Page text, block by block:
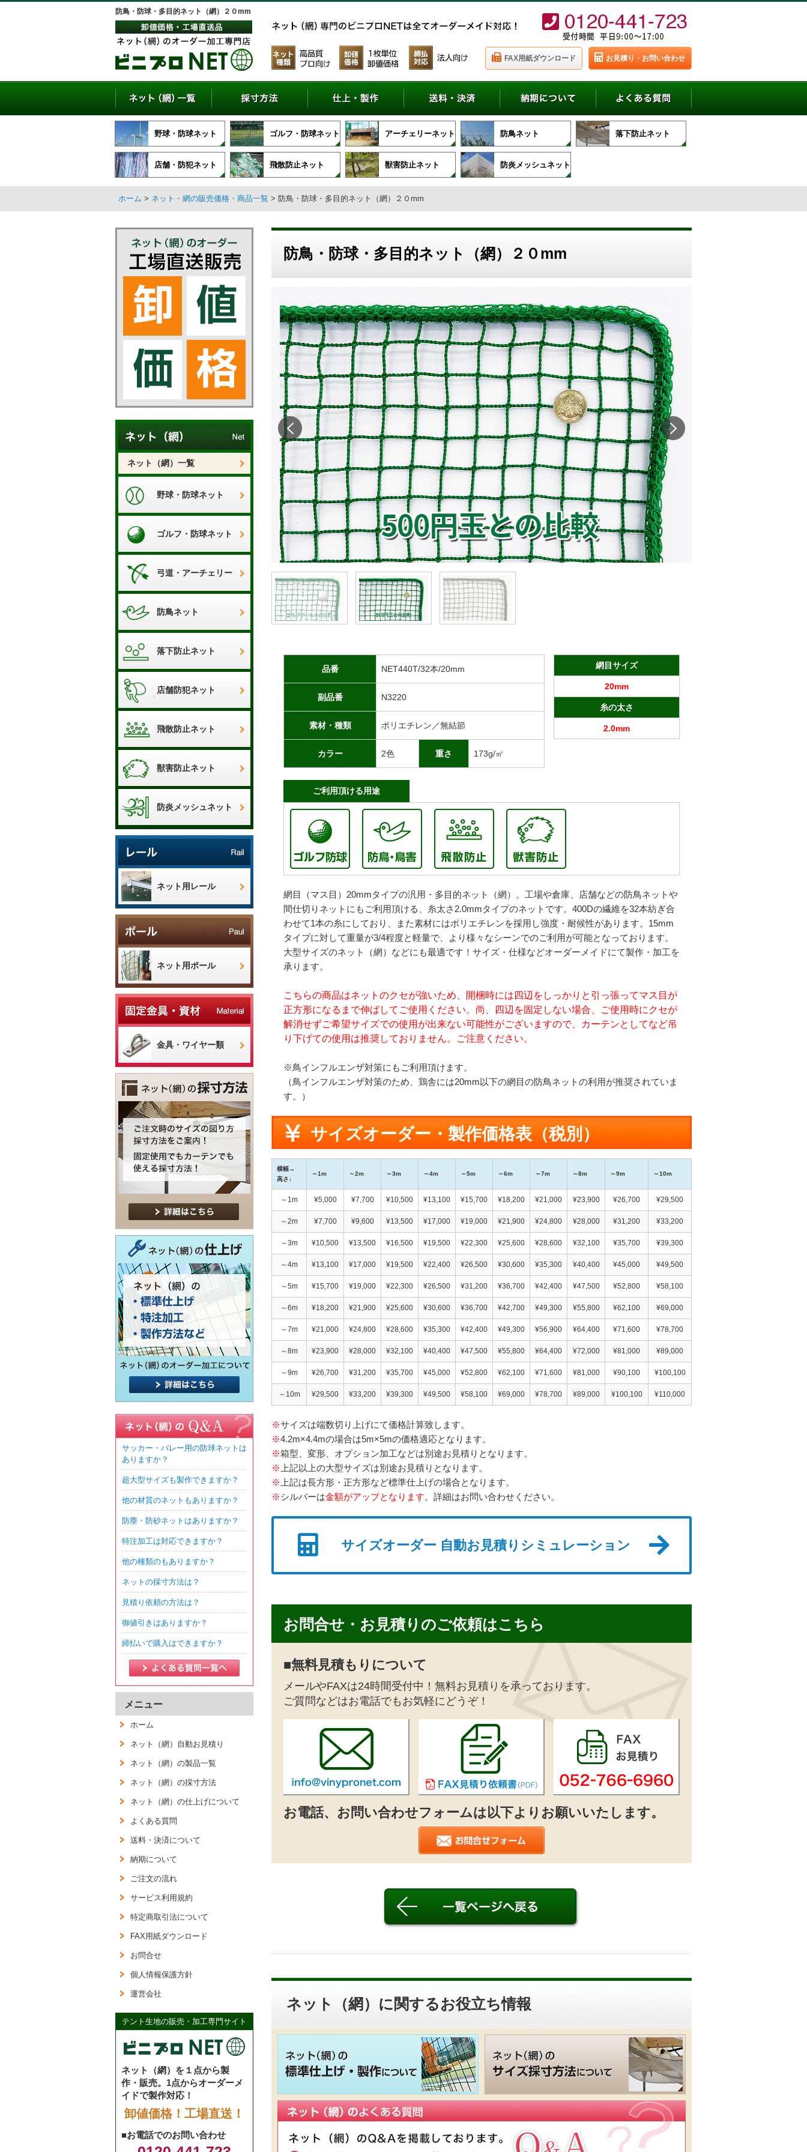
防鳥・防球・多目的ネット（網）２０mm
FAX用紙ダウンロード お見積り・お問い合わせ
野球・防球ネット ゴルフ・防球ネット アーチェリーネット 防鳥ネット 落下防止ネット
店舗・防犯ネット 飛散防止ネット 獣害防止ネット 防炎メッシュネット
ホーム > ネット・網の販売価格・商品一覧 > 防鳥・防球・多目的ネット（網）２０mm
防鳥・防球・多目的ネット（網）２０mm
品番 NET440T/32本/20mm
副品番 N3220
素材・種類 ポリエチレン／無結節
カラー 2色 重さ 173g/㎡
網目サイズ
20mm
糸の太さ
2.0mm
ご利用頂ける用途
網目（マス目）20mmタイプの汎用・多目的ネット（網）。工場や倉庫、店舗などの防鳥ネットや
間仕切りネットにもご利用頂ける、糸太さ2.0mmタイプのネットです。400Dの繊維を32本紡ぎ合
わせて1本の糸にしており、また素材にはポリエチレンを採用し強度・耐候性があります。15mm
タイプに対して重量が3/4程度と軽量で、より様々なシーンでのご利用が可能となっております。
大型サイズのネット（網）などにも最適です！サイズ・仕様などオーダーメイドにて製作・加工を
承ります。
こちらの商品はネットのクセが強いため、開梱時には四辺をしっかりと引っ張ってマス目が
正方形になるまで伸ばしてご使用ください。尚、四辺を固定しない場合、ご使用時にクセが
解消せずご希望サイズでの使用が出来ない可能性がございますので、カーテンとしてなど吊
り下げての使用は推奨しておりません。ご注意ください。
※鳥インフルエンザ対策にもご利用頂けます。
（鳥インフルエンザ対策のため、鶏舎には20mm以下の網目の防鳥ネットの利用が推奨されていま
す。）
サイズオーダー・製作価格表（税別）
横幅→
高さ↓
～1m ～2m ～3m ～4m ～5m ～6m ～7m ～8m ～9m ～10m
～1m ¥5,000 ¥7,700 ¥10,500 ¥13,100 ¥15,700 ¥18,200 ¥21,000 ¥23,900 ¥26,700 ¥29,500
～2m ¥7,700 ¥9,600 ¥13,500 ¥17,000 ¥19,000 ¥21,900 ¥24,800 ¥28,000 ¥31,200 ¥33,200
～3m ¥10,500 ¥13,500 ¥16,500 ¥19,500 ¥22,300 ¥25,600 ¥28,600 ¥32,100 ¥35,700 ¥39,300
～4m ¥13,100 ¥17,000 ¥19,500 ¥22,400 ¥26,500 ¥30,600 ¥35,300 ¥40,400 ¥45,000 ¥49,500
～5m ¥15,700 ¥19,000 ¥22,300 ¥26,500 ¥31,200 ¥36,700 ¥42,400 ¥47,500 ¥52,800 ¥58,100
～6m ¥18,200 ¥21,900 ¥25,600 ¥30,600 ¥36,700 ¥42,700 ¥49,300 ¥55,800 ¥62,100 ¥69,000
～7m ¥21,000 ¥24,800 ¥28,600 ¥35,300 ¥42,400 ¥49,300 ¥56,900 ¥64,400 ¥71,600 ¥78,700
～8m ¥23,900 ¥28,000 ¥32,100 ¥40,400 ¥47,500 ¥55,800 ¥64,400 ¥72,000 ¥81,000 ¥89,000
～9m ¥26,700 ¥31,200 ¥35,700 ¥45,000 ¥52,800 ¥62,100 ¥71,600 ¥81,000 ¥90,100 ¥100,100
～10m ¥29,500 ¥33,200 ¥39,300 ¥49,500 ¥58,100 ¥69,000 ¥78,700 ¥89,000 ¥100,100 ¥110,000
※サイズは端数切り上げにて価格計算致します。
※4.2m×4.4mの場合は5m×5mの価格適応となります。
※箱型、変形、オプション加工などは別途お見積りとなります。
※ 上記以上の大型サイズは別途お見積りとなります。
※ 上記は長方形・正方形など標準仕上げの場合となります。
※シルバーは金額がアップとなります。詳細はお問い合わせください。
サイズオーダー 自動お見積りシミュレーション
お問合せ・お見積りのご依頼はこちら
■無料見積もりについて
メールやFAXは24時間受付中！無料お見積りを承っております。
ご質問などはお電話でもお気軽にどうぞ！
お電話、お問い合わせフォームは以下よりお願いいたします。
ネット（網）に関するお役立ち情報
ネット（網）一覧
野球・防球ネット
ゴルフ・防球ネット
弓道・アーチェリー
ネット
防鳥ネット
落下防止ネット
店舗防犯ネット
飛散防止ネット
獣害防止ネット
防炎メッシュネット
ネット用レール
ネット用ポール
金具・ワイヤー類
サッカー・バレー用の防球ネットは
ありますか？
超大型サイズも製作できますか？
他の材質のネットもありますか？
防塵・防砂ネットはありますか？
特注加工は対応できますか？
他の種類のもありますか？
ネットの採寸方法は？
見積り依頼の方法は？
御値引きはありますか？
締払いで購入はできますか？
メニュー
ホーム
ネット（網）自動お見積り
ネット（網）の製品一覧
ネット（網）の採寸方法
ネット（網）の仕上げについて
よくある質問
送料・決済について
納期について
ご注文の流れ
サービス利用規約
特定商取引法について
FAX用紙ダウンロード
お問合せ
個人情報保護方針
運営会社
テント生地の販売・加工専門サイト
ネット（網）を１点から製
作・販売。1点からオーダーメ
イドで製作対応！
卸値価格！工場直送！
■お電話でのお問い合わせ